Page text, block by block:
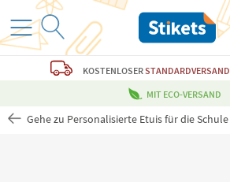
KOSTENLOSERSTANDARDVERSAND
MIT ECO-VERSAND
Gehe zu Personalisierte Etuis für die Schule